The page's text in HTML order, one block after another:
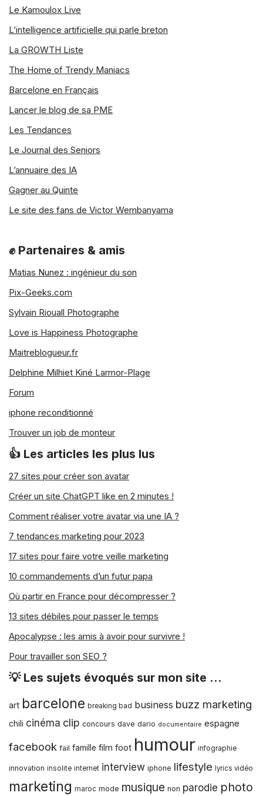
Le Kamoulox Live
L’intelligence artificielle qui parle breton
La GROWTH Liste
The Home of Trendy Maniacs
Barcelone en Français
Lancer le blog de sa PME
Les Tendances
Le Journal des Seniors
L’annuaire des IA
Gagner au Quinte
Le site des fans de Victor Wembanyama
✊ Partenaires & amis
Matias Nunez : ingénieur du son
Pix-Geeks.com
Sylvain Riouall Photographe
Love is Happiness Photographe
Maitreblogueur.fr
Delphine Milhiet Kiné Larmor-Plage
Forum
iphone reconditionné
Trouver un job de monteur
👍 Les articles les plus lus
27 sites pour créer son avatar
Créer un site ChatGPT like en 2 minutes !
Comment réaliser votre avatar via une IA ?
7 tendances marketing pour 2023
17 sites pour faire votre veille marketing
10 commandements d’un futur papa
Où partir en France pour décompresser ?
13 sites débiles pour passer le temps
Apocalypse : les amis à avoir pour survivre !
Pour travailler son SEO ?
💡 Les sujets évoqués sur mon site …
art barcelone breaking bad business buzz marketing
chili cinéma clip concours dave dario documentaire espagne
facebook fail famille film foot humour infographie
innovation insolite internet interview iphone lifestyle lyrics vidéo
marketing maroc mode musique non parodie photo